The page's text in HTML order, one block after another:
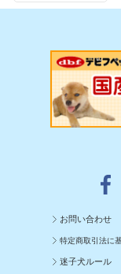
お問い合わせ
特定商取引法に
迷子犬ルール